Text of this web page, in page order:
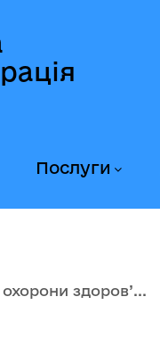
Послуги
здоров’...